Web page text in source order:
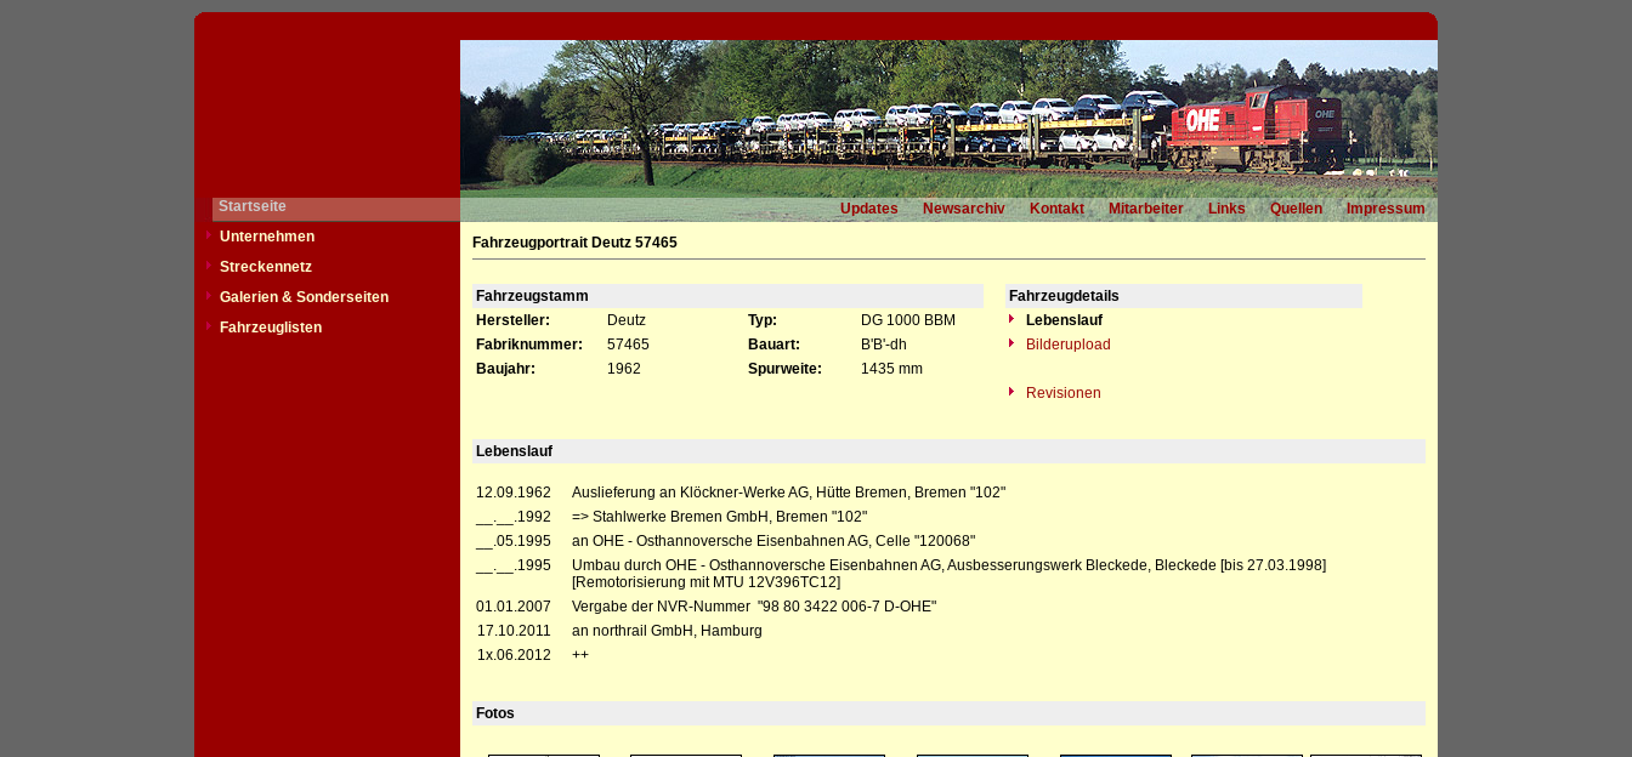
Startseite Updates Newsarchiv Kontakt Mitarbeiter Links Quellen
Impressum
Unternehmen
Streckennetz
Galerien & Sonderseiten
Fahrzeuglisten
Fahrzeugportrait Deutz 57465
Fahrzeugstamm
Fahrzeugdetails
Hersteller:
Deutz Typ: DG 1000 BBM
Lebenslauf
Fabriknummer:
57465 Bauart: B'B'-dh
Bilderupload
Baujahr:
1962 Spurweite:
1435 mm
Revisionen
Lebenslauf
12.09.1962
Auslieferung an Klöckner-Werke AG, Hütte Bremen, Bremen "102"
__.__.1992
=> Stahlwerke Bremen GmbH, Bremen "102"
__.05.1995
an OHE - Osthannoversche Eisenbahnen AG, Celle "120068"
__.__.1995
Umbau durch OHE - Osthannoversche Eisenbahnen AG, Ausbesserungswerk Bleckede, Bleckede [bis 27.03.1998]
[Remotorisierung mit MTU 12V396TC12]
01.01.2007
Vergabe der NVR-Nummer "98 80 3422 006-7 D-OHE"
17.10.2011
an northrail GmbH, Hamburg
1x.06.2012
++
Fotos